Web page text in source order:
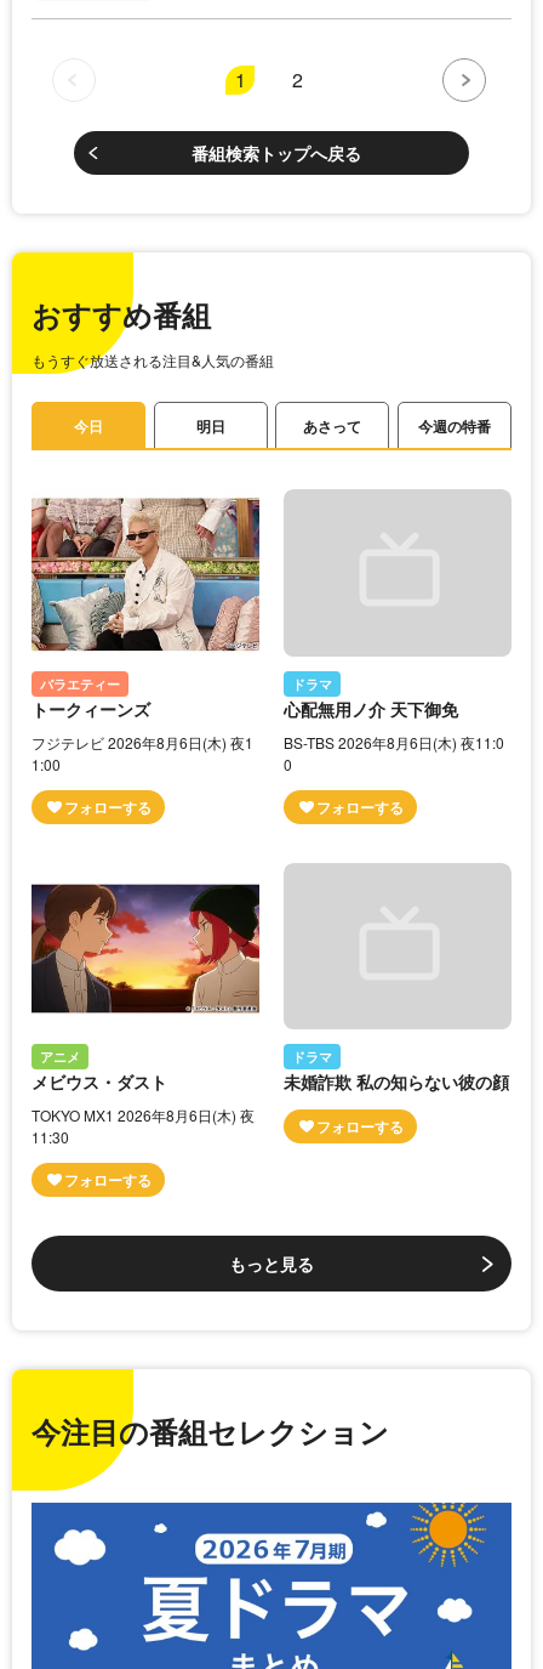
1 2
番組検索トップへ戻る
おすすめ番組
もうすぐ放送される注目&人気の番組
今日 明日 あさって 今週の特番
バラエティー
トークィーンズ
フジテレビ 2026年8月6日(木) 夜1
1:00
ドラマ
心配無用ノ介 天下御免
BS-TBS 2026年8月6日(木) 夜11:0
0
アニメ
メビウス・ダスト
TOKYO MX1 2026年8月6日(木) 夜
11:30
ドラマ
未婚詐欺 私の知らない彼の顔
もっと見る
今注目の番組セレクション